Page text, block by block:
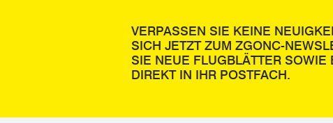
VERPASSEN SIE KEINE
SICH JETZT ZUM ZGONC-
SIE NEUE FLUGBLÄTTER SOWIE
DIREKT IN IHR POSTFACH.